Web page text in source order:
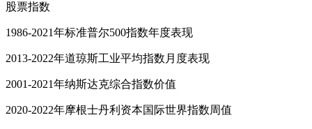
股票指数
1986-2021年标准普尔500指数年度表现
2013-2022年道琼斯工业平均指数月度表现
2001-2021年纳斯达克综合指数价值
2020-2022年摩根士丹利资本国际世界指数周值